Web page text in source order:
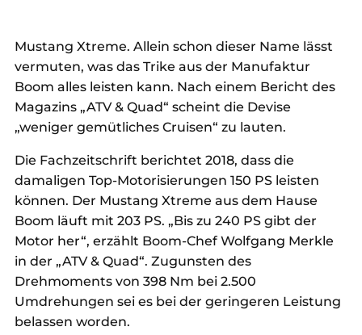
Mustang Xtreme. Allein schon dieser Name lässt
vermuten, was das Trike aus der Manufaktur
Boom alles leisten kann. Nach einem Bericht des
Magazins „ATV & Quad“ scheint die Devise
„weniger gemütliches Cruisen“ zu lauten.
Die Fachzeitschrift berichtet 2018, dass die
damaligen Top-Motorisierungen 150 PS leisten
können. Der Mustang Xtreme aus dem Hause
Boom läuft mit 203 PS. „Bis zu 240 PS gibt der
Motor her“, erzählt Boom-Chef Wolfgang Merkle
in der „ATV & Quad“. Zugunsten des
Drehmoments von 398 Nm bei 2.500
Umdrehungen sei es bei der geringeren Leistung
belassen worden.